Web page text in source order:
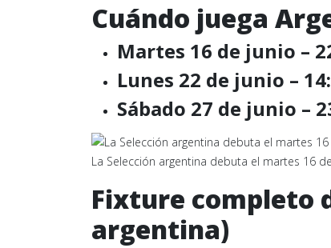
Cuándo juega
Martes 16 de junio –
Lunes 22 de junio –
Sábado 27 de junio –
La Selección argentina debuta el martes 16
Fixture completo
argentina)